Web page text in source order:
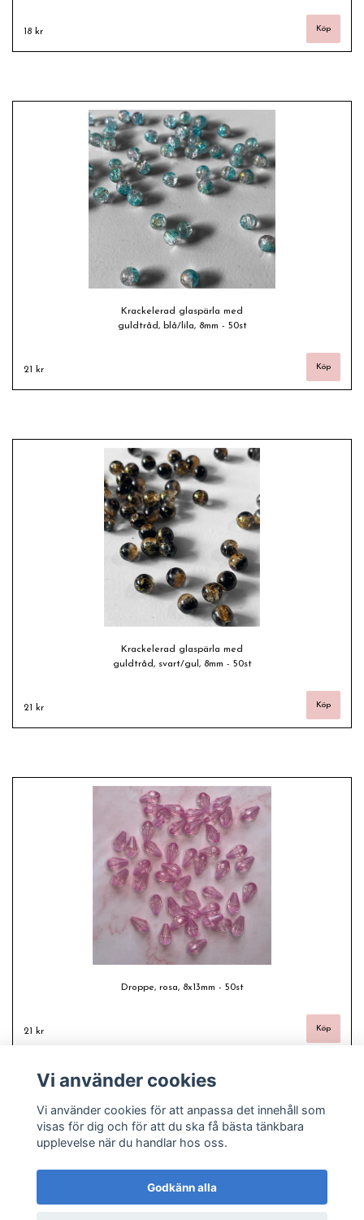
18 kr
Krackelerad glaspärla med
guldtråd, blå/lila, 8mm - 50st
21 kr
Krackelerad glaspärla med
guldtråd, svart/gul, 8mm - 50st
21 kr
Droppe, rosa, 8x13mm - 50st
21 kr
Vi använder cookies
Vi använder cookies för att anpassa det innehåll som
visas för dig och för att du ska få bästa tänkbara
upplevelse när du handlar hos oss.
Godkänn alla